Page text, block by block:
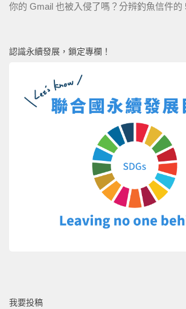
你的 Gmail 也被入侵了嗎？分辨釣魚信件的
認識永續發展，鎖定專欄！
我要投稿